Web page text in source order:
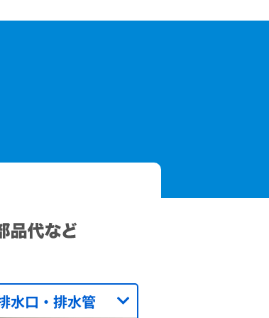
水口・排水管